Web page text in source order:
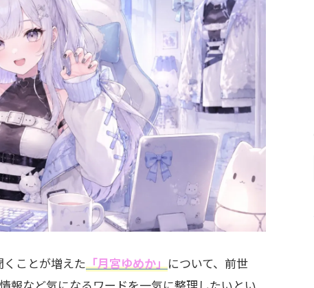
ことが増えた「月宮ゆめか」について、前世